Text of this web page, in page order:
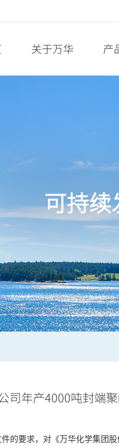
关于万华 产
可持续
司年产4000吨封端
的要求，对《万华化学集团